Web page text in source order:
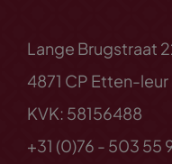
Lange Brugstraat
4871 CP Etten-leur
KVK: 58156488
+31 (0)76 - 503 55